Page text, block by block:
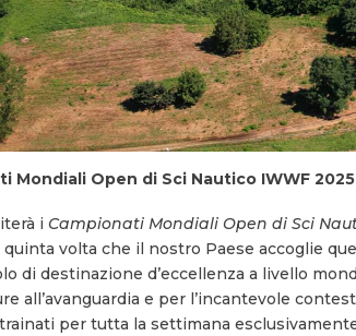
Mondiali Open di Sci Nautico IWWF
i Campionati Mondiali Open di Sci
volta che il nostro Paese accoglie
di destinazione d’eccellenza a livello
all’avanguardia e per l’incantevole
per tutta la settimana